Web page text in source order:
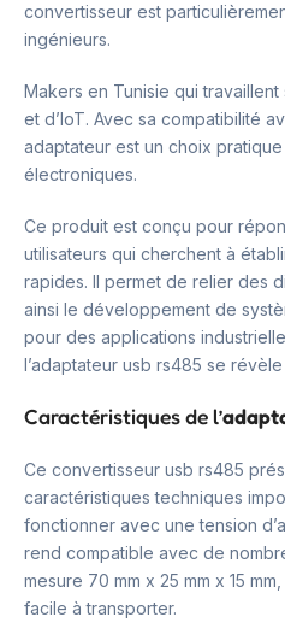
convertisseur est
ingénieurs.
Makers en Tunisie qui
et d’IoT. Avec sa compatibilité
adaptateur est un choix
électroniques.
Ce produit est conçu pour
utilisateurs qui cherchent à
rapides. Il permet de relier des
ainsi le développement de
pour des applications
l’adaptateur usb rs485 se
Caractéristiques de l’
Ce convertisseur usb rs485
caractéristiques techniques
fonctionner avec une tension
rend compatible avec de
mesure 70 mm x 25 mm x 15
facile à transporter.